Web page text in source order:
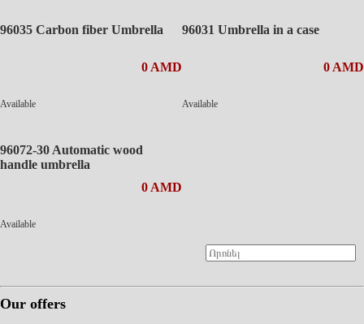
96035 Carbon fiber Umbrella
0 AMD
Available
96031 Umbrella in a case
0 AMD
Available
96072-30 Automatic wood
handle umbrella
0 AMD
Available
Our offers